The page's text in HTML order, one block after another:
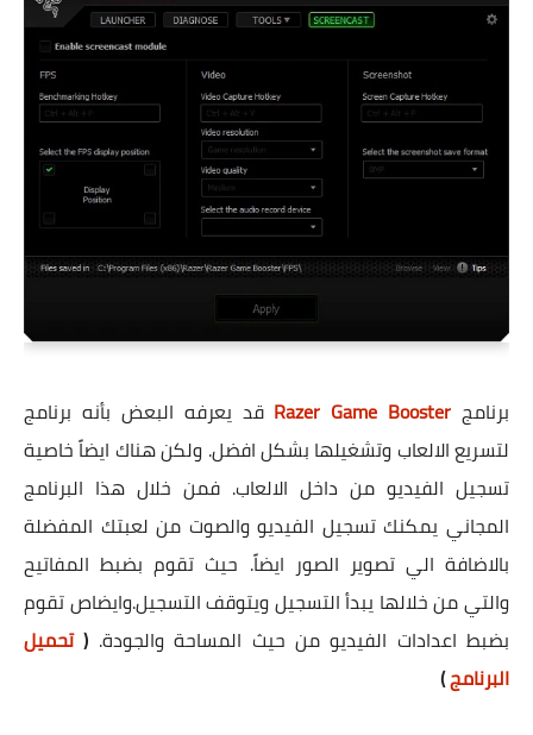
برنامج Razer Game Booster قد يعرفه البعض بأنه برنامج
لتسريع الالعاب وتشغيلها بشكل افضل. ولكن هناك ايضاً خاصية
تسجيل الفيديو من داخل الالعاب. فمن خلال هذا البرنامج
المجاني يمكنك تسجيل الفيديو والصوت من لعبتك المفضلة
بالاضافة الي تصوير الصور ايضاً. حيث تقوم بضبط المفاتيح
والتي من خلالها يبدأ التسجيل ويتوقف التسجيل.وايضاص تقوم
بضبط اعدادات الفيديو من حيث المساحة والجودة. (تحميل
البرنامج)